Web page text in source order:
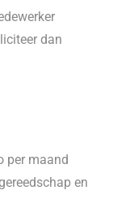
dan
per maand
en